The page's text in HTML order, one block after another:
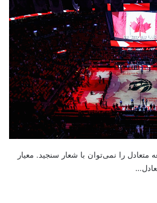
متعادل را نمی‌توان با شعار سنجید. معیار